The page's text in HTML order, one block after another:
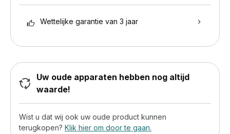
Wettelijke garantie van 3 jaar
Uw oude apparaten hebben nog altijd
waarde!
Wist u dat wij ook uw oude product kunnen
terugkopen? Klik hier om door te gaan.